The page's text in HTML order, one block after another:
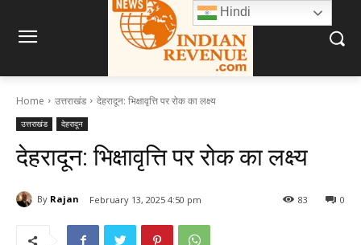
Home उत्तराखंड देहरादून: भिक्षावृत्ति पर रोक का लक्ष्य
उत्तराखंड देहरादून
देहरादून: भिक्षावृत्ति पर रोक का लक्ष्य
By Rajan February 13, 2025 4:50 pm 0
83
Hindi